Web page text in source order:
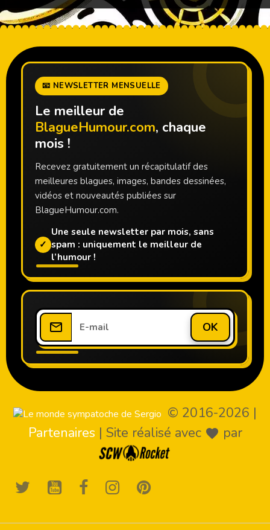
📧 NEWSLETTER MENSUELLE
Le meilleur de
BlagueHumour.com, chaque
mois !
Recevez gratuitement un récapitulatif des
meilleures blagues, images, bandes dessinées,
vidéos et nouveautés publiées sur
BlagueHumour.com.
✓
Une seule newsletter par mois, sans
spam : uniquement le meilleur de
l’humour !
OK
© 2016-2026 |
Partenaires | Site réalisé avec par